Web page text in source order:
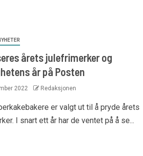
årets julefrimerker og
år på Posten
2022 Redaksjonen
er valgt ut til å pryde årets
I snart ett år har de ventet på å se...